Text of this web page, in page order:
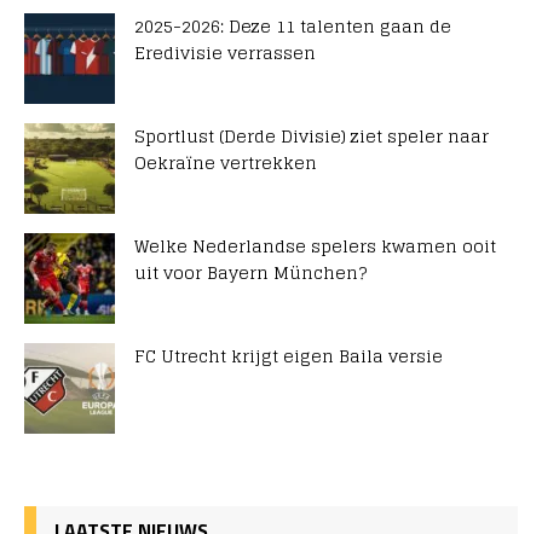
2025-2026: Deze 11 talenten gaan de
Eredivisie verrassen
Sportlust (Derde Divisie) ziet speler naar
Oekraïne vertrekken
Welke Nederlandse spelers kwamen ooit
uit voor Bayern München?
FC Utrecht krijgt eigen Baila versie